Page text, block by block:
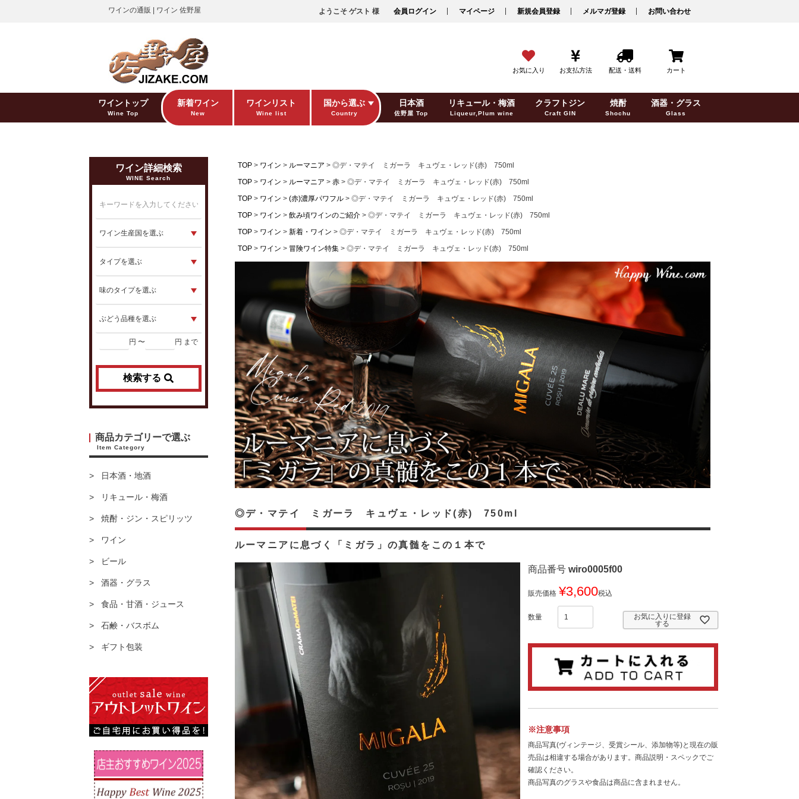
ワインの通販 | ワイン 佐野屋 ようこそ ゲスト 様 会員ログイン マイページ 新規会員登録 メルマガ登録 お問い合わせ
お気に入り お支払方法 配送・送料 カート
ワイントップ
Wine Top
新着ワイン
New
ワインリスト
Wine list
国から選ぶ
Country
日本酒
佐野屋 Top
リキュール・梅酒
Liqueur,Plum wine
クラフトジン
Craft GIN
焼酎
Shochu
酒器・グラス
Glass
ワイン詳細検索
WINE Search
円 〜 円 まで
検索する
商品カテゴリーで選ぶ
Item Category
日本酒・地酒
リキュール・梅酒
焼酎・ジン・スピリッツ
ワイン
ビール
酒器・グラス
食品・甘酒・ジュース
石鹸・バスボム
ギフト包装
TOP ワイン ルーマニア
◎デ・マテイ ミガーラ キュヴェ・レッド(赤) 750ml
TOP
ワイン ルーマニア 赤
◎デ・マテイ ミガーラ キュヴェ・レッド(赤) 750ml
TOP
ワイン (赤)濃厚パワフル
◎デ・マテイ ミガーラ キュヴェ・レッド(赤) 750ml
TOP
ワイン 飲み頃ワインのご紹介
◎デ・マテイ ミガーラ キュヴェ・レッド(赤) 750ml
TOP
ワイン 新着・ワイン
◎デ・マテイ ミガーラ キュヴェ・レッド(赤) 750ml
TOP
ワイン 冒険ワイン特集 ◎デ・マテイ ミガーラ キュヴェ・レッド(赤) 750ml
ルーマニアに息づく「ミガラ」の真髄をこの１本で
◎デ・マテイ ミガーラ キュヴェ・レッド(赤) 750ml
商品番号 wiro0005f00
販売価格 ¥3,600税込
お気に入りに登録
する
※注意事項
商品写真(ヴィンテージ、受賞シール、添加物等)と現在の販
売品は相違する場合があります。商品説明・スペックでご
確認ください。
商品写真のグラスや食品は商品に含まれません。